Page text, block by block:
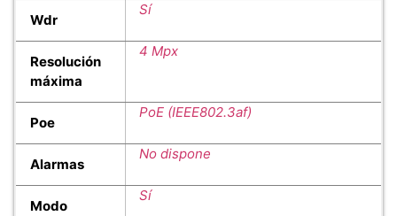
Wdr
Sí
Resolución
máxima
4 Mpx
Poe
PoE (IEEE802.3af)
Alarmas
No dispone
Modo
Sí